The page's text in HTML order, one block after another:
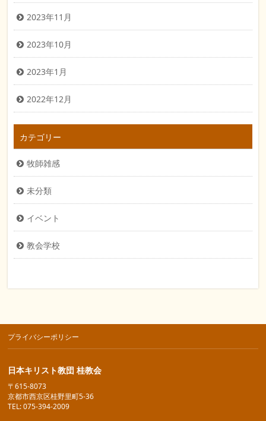
2023年11月
2023年10月
2023年1月
2022年12月
カテゴリー
牧師雑感
未分類
イベント
教会学校
プライバシーポリシー
日本キリスト教団 桂教会
〒615-8073
京都市西京区桂野里町5-36
TEL: 075-394-2009